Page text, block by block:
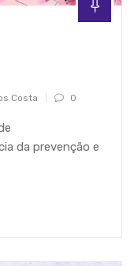
Costa 0
da prevenção e